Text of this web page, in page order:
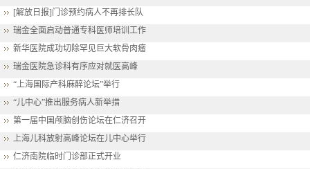
[解放日报]门诊预约病人不再排长队
瑞金全面启动普通专科医师培训工作
新华医院成功切除罕见巨大软骨肉瘤
瑞金医院急诊科有序应对就医高峰
“上海国际产科麻醉论坛”举行
“儿中心”推出服务病人新举措
第一届中国颅脑创伤论坛在仁济召开
上海儿科放射高峰论坛在儿中心举行
仁济南院临时门诊部正式开业